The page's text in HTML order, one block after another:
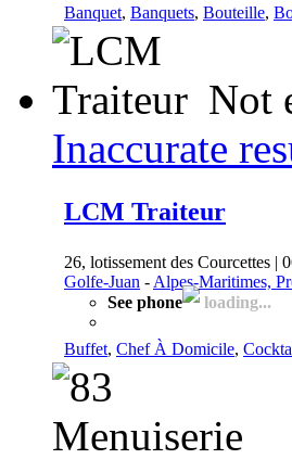
Banquet, Banquets, Bouteille,
Not
Inaccurate
LCM Traiteur
26, lotissement des Courcettes |
Golfe-Juan - Alpes-Maritimes,
See phone
loading...
Buffet, Chef À Domicile,